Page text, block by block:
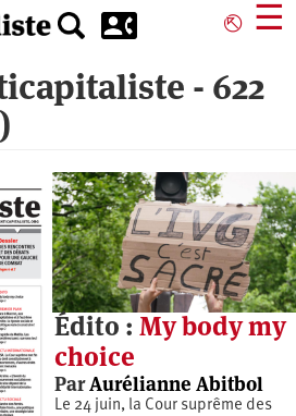
⎋ ☰
- 622
Édito : My body my
choice
ParAurélianne Abitbol
Le 24 juin, la Cour suprême des